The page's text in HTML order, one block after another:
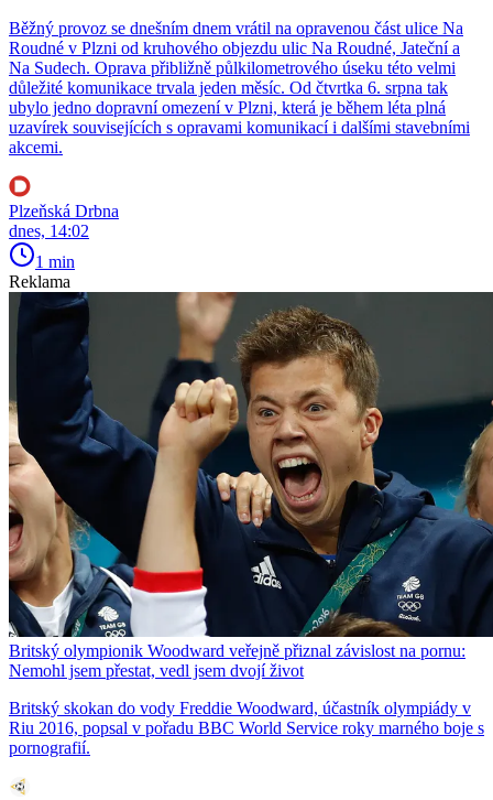
Běžný provoz se dnešním dnem vrátil na opravenou část ulice Na
Roudné v Plzni od kruhového objezdu ulic Na Roudné, Jateční a
Na Sudech. Oprava přibližně půlkilometrového úseku této velmi
důležité komunikace trvala jeden měsíc. Od čtvrtka 6. srpna tak
ubylo jedno dopravní omezení v Plzni, která je během léta plná
uzavírek souvisejících s opravami komunikací i dalšími stavebními
akcemi.
Plzeňská Drbna
dnes, 14:02
1 min
Reklama
Britský olympionik Woodward veřejně přiznal závislost na pornu:
Nemohl jsem přestat, vedl jsem dvojí život
Britský skokan do vody Freddie Woodward, účastník olympiády v
Riu 2016, popsal v pořadu BBC World Service roky marného boje s
pornografií.